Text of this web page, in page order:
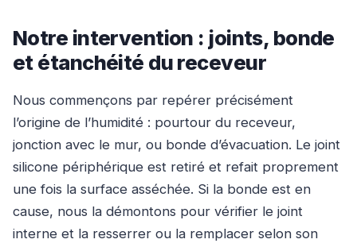
Notre intervention : joints, bonde
et étanchéité du receveur
Nous commençons par repérer précisément
l’origine de l’humidité : pourtour du receveur,
jonction avec le mur, ou bonde d’évacuation. Le joint
silicone périphérique est retiré et refait proprement
une fois la surface asséchée. Si la bonde est en
cause, nous la démontons pour vérifier le joint
interne et la resserrer ou la remplacer selon son